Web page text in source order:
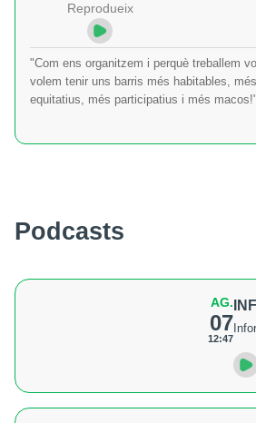
Reprodueix
"Com ens organitzem i perquè treballem
volem tenir uns barris més habitables,
equitatius, més participatius i més macos!"
Podcasts
AG.
07
12:47